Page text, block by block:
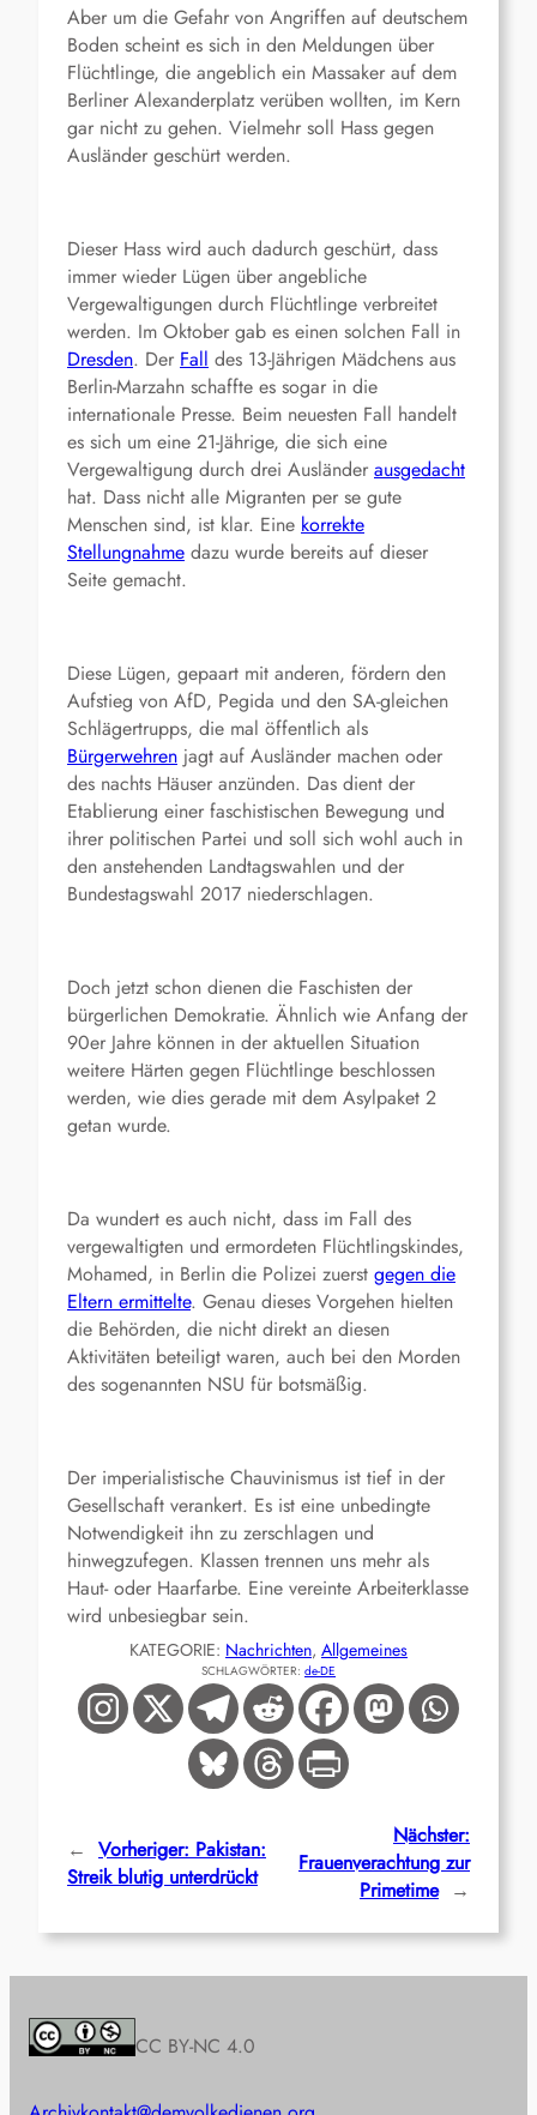
Aber um die Gefahr von Angriffen auf deutschem
Boden scheint es sich in den Meldungen über
Flüchtlinge, die angeblich ein Massaker auf dem
Berliner Alexanderplatz verüben wollten, im Kern
gar nicht zu gehen. Vielmehr soll Hass gegen
Ausländer geschürt werden.
Dieser Hass wird auch dadurch geschürt, dass
immer wieder Lügen über angebliche
Vergewaltigungen durch Flüchtlinge verbreitet
werden. Im Oktober gab es einen solchen Fall in
Dresden. Der Fall des 13-Jährigen Mädchens aus
Berlin-Marzahn schaffte es sogar in die
internationale Presse. Beim neuesten Fall handelt
es sich um eine 21-Jährige, die sich eine
Vergewaltigung durch drei Ausländer ausgedacht
hat. Dass nicht alle Migranten per se gute
Menschen sind, ist klar. Eine korrekte
Stellungnahme dazu wurde bereits auf dieser
Seite gemacht.
Diese Lügen, gepaart mit anderen, fördern den
Aufstieg von AfD, Pegida und den SA-gleichen
Schlägertrupps, die mal öffentlich als
Bürgerwehren jagt auf Ausländer machen oder
des nachts Häuser anzünden. Das dient der
Etablierung einer faschistischen Bewegung und
ihrer politischen Partei und soll sich wohl auch in
den anstehenden Landtagswahlen und der
Bundestagswahl 2017 niederschlagen.
Doch jetzt schon dienen die Faschisten der
bürgerlichen Demokratie. Ähnlich wie Anfang der
90er Jahre können in der aktuellen Situation
weitere Härten gegen Flüchtlinge beschlossen
werden, wie dies gerade mit dem Asylpaket 2
getan wurde.
Da wundert es auch nicht, dass im Fall des
vergewaltigten und ermordeten Flüchtlingskindes,
Mohamed, in Berlin die Polizei zuerst gegen die
Eltern ermittelte. Genau dieses Vorgehen hielten
die Behörden, die nicht direkt an diesen
Aktivitäten beteiligt waren, auch bei den Morden
des sogenannten NSU für botsmäßig.
Der imperialistische Chauvinismus ist tief in der
Gesellschaft verankert. Es ist eine unbedingte
Notwendigkeit ihn zu zerschlagen und
hinwegzufegen. Klassen trennen uns mehr als
Haut- oder Haarfarbe. Eine vereinte Arbeiterklasse
wird unbesiegbar sein.
KATEGORIE: Nachrichten, Allgemeines
SCHLAGWÖRTER: de-DE
← Vorheriger: Pakistan:
Streik blutig unterdrückt
Nächster:
Frauenverachtung zur
Primetime →
CC BY-NC 4.0